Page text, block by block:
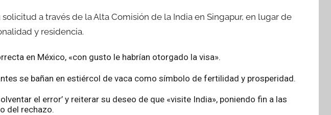
a través de la Alta Comisión de la India en Singapur, en lugar de
y residencia.
en México, «con gusto le habrían otorgado la visa».
se bañan en estiércol de vaca como símbolo de fertilidad y prosperidad.
el error’ y reiterar su deseo de que «visite India», poniendo fin a las
del rechazo.